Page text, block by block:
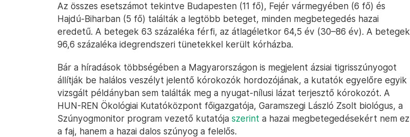
Az összes esetszámot tekintve Budapesten (11 fő), Fejér vármegyében (6 fő) és
Hajdú-Biharban (5 fő) találták a legtöbb beteget, minden megbetegedés hazai
eredetű. A betegek 63 százaléka férfi, az átlagéletkor 64,5 év (30–86 év). A betegek
96,6 százaléka idegrendszeri tünetekkel került kórházba.
Bár a híradások többségében a Magyarországon is megjelent ázsiai tigrisszúnyogot
állítják be halálos veszélyt jelentő kórokozók hordozójának, a kutatók egyelőre egyik
vizsgált példányban sem találták meg a nyugat-nílusi lázat terjesztő kórokozót. A
HUN-REN Ökológiai Kutatóközpont főigazgatója, Garamszegi László Zsolt biológus, a
Szúnyogmonitor program vezető kutatója szerint a hazai megbetegedésekért nem ez
a faj, hanem a hazai dalos szúnyog a felelős.